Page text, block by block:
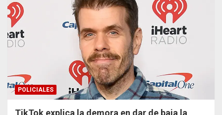
POLICIALES
TikTok explica la demora en dar de baja la